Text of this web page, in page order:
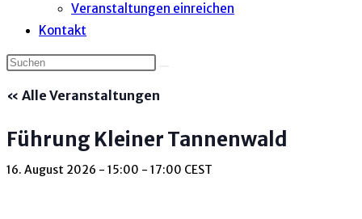
Veranstaltungen einreichen
Kontakt
« Alle Veranstaltungen
Führung Kleiner Tannenwald
16. August 2026 - 15:00 - 17:00 CEST